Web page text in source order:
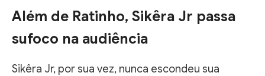
Além de Ratinho, Sikêra Jr passa
sufoco na audiência
Sikêra Jr, por sua vez, nunca escondeu sua